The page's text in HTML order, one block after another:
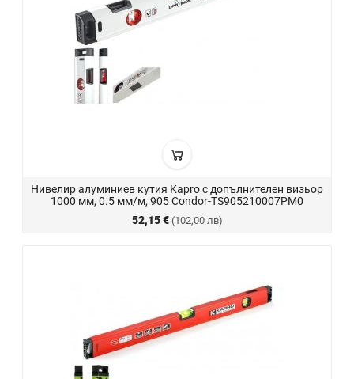
Нивелир алуминиев кутия Kapro с допълнителен визьор
1000 мм, 0.5 мм/м, 905 Condor-TS905210007PM0
52,15 € (102,00 лв)